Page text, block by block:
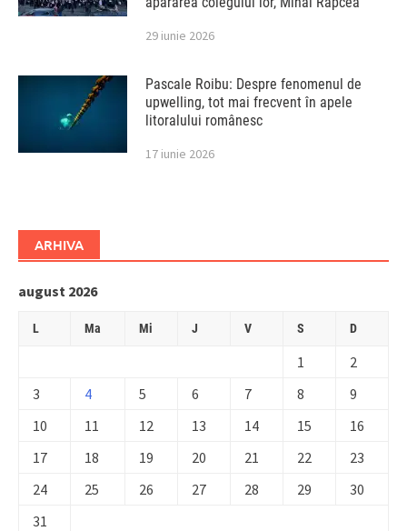
29 iunie 2026
Pascale Roibu: Despre fenomenul de
upwelling, tot mai frecvent în apele
litoralului românesc
17 iunie 2026
ARHIVA
august 2026
L Ma Mi J V S D
1
2
3
4 5 6 7 8
9
10
11 12 13 14 15
16
17
18 19 20 21 22
23
24
25 26 27 28 29
30
31